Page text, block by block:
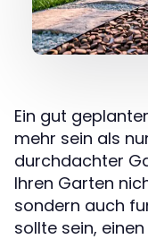
Ein gut
mehr sein als
durchdachter
Ihren Garten
sondern auch
sollte sein,